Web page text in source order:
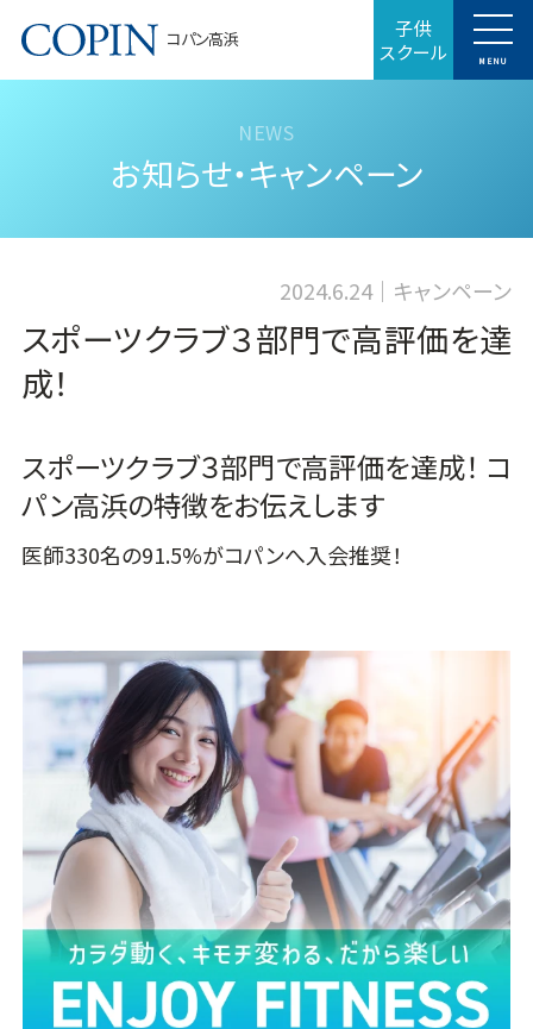
コパン高浜 子供
スクール MENU
お知らせ・キャンペーン
スポーツクラブ３部門で高評価を達
成！
2024.6.24 キャンペーン
スポーツクラブ３部門で高評価を達成！ コ
パン高浜の特徴をお伝えします
医師330名の91.5%がコパンへ入会推奨！